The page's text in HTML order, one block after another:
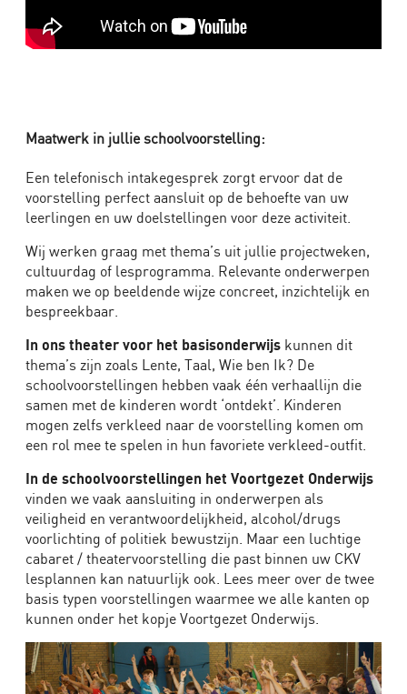
Maatwerk in jullie schoolvoorstelling:
Een telefonisch intakegesprek zorgt ervoor dat de
voorstelling perfect aansluit op de behoefte van uw
leerlingen en uw doelstellingen voor deze activiteit.
Wij werken graag met thema’s uit jullie projectweken,
cultuurdag of lesprogramma. Relevante onderwerpen
maken we op beeldende wijze concreet, inzichtelijk en
bespreekbaar.
In ons theater voor het basisonderwijs kunnen dit
thema’s zijn zoals Lente, Taal, Wie ben Ik? De
schoolvoorstellingen hebben vaak één verhaallijn die
samen met de kinderen wordt ‘ontdekt’. Kinderen
mogen zelfs verkleed naar de voorstelling komen om
een rol mee te spelen in hun favoriete verkleed-outfit.
In de schoolvoorstellingen het Voortgezet Onderwijs
vinden we vaak aansluiting in onderwerpen als
veiligheid en verantwoordelijkheid, alcohol/drugs
voorlichting of politiek bewustzijn. Maar een luchtige
cabaret / theatervoorstelling die past binnen uw CKV
lesplannen kan natuurlijk ook. Lees meer over de twee
basis typen voorstellingen waarmee we alle kanten op
kunnen onder het kopje Voortgezet Onderwijs.